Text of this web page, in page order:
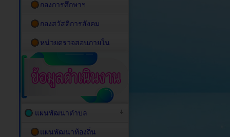
กองการศึกษาฯ
กองสวัสดิการสังคม
หน่วยตรวจสอบภายใน
แผนพัฒนาตำบล
แผนพัฒนาท้องถิ่น